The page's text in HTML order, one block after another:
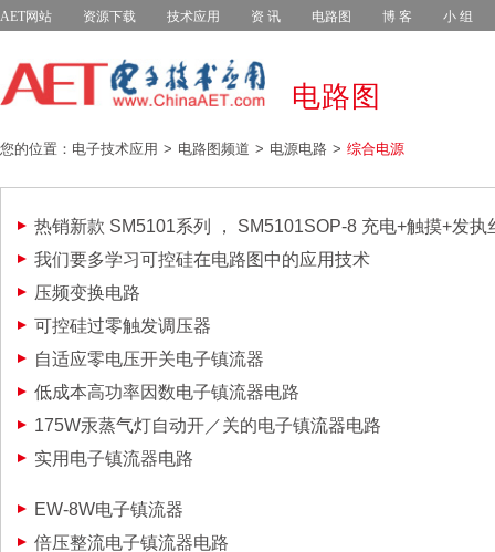
AET网站 资源下载 技术应用 资 讯 电路图 博 客 小 组
电路图
您的位置：电子技术应用 电路图频道 电源电路 综合电源
热销新款 SM5101系列 ， SM5101SOP-8 充电+触摸+发
我们要多学习可控硅在电路图中的应用技术
压频变换电路
可控硅过零触发调压器
自适应零电压开关电子镇流器
低成本高功率因数电子镇流器电路
175W汞蒸气灯自动开／关的电子镇流器电路
实用电子镇流器电路
EW-8W电子镇流器
倍压整流电子镇流器电路